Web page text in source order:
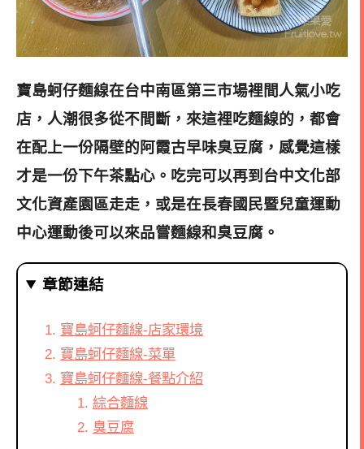
寶島蚵仔麵線在台中南區第三市場裡間人氣小吃
店，人潮很多從不間斷，來這裡吃麵線的，都會
在配上一份隔壁的阿霞古早味臭豆腐，感覺這樣
才是一份下午茶點心。吃完可以再到台中文化部
文化資產園區走走，或是在長春國民暨兒童運動
中心運動後可以來品嘗麵線和臭豆腐。
章節連結
寶島蚵仔麵線-店家環境
寶島蚵仔麵線-菜單
寶島蚵仔麵線-餐點介紹
綜合麵線
臭豆腐